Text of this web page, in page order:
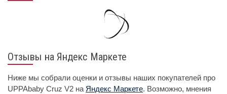
Отзывы на Яндекс Маркете
Ниже мы собрали оценки и отзывы наших покупателей про
UPPAbaby Cruz V2 на Яндекс Маркете. Возможно, мнения